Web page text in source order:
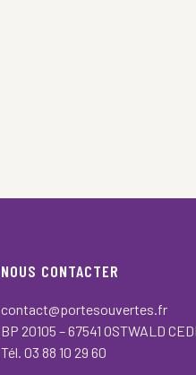
NOUS CONTACTER
contact@portesouvertes.fr
BP 20105 – 67541 OSTWALD
Tél. 03 88 10 29 60